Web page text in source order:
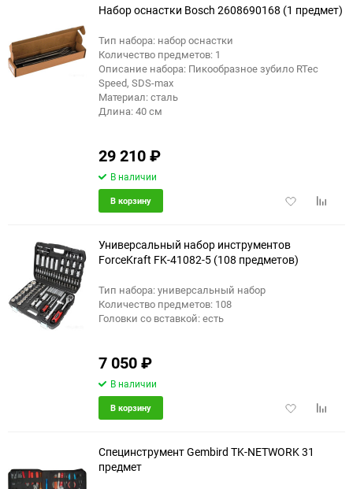
Набор оснастки Bosch 2608690168 (1 предмет)
Тип набора: набор оснастки
Количество предметов: 1
Описание набора: Пикообразное зубило RTec
Speed, SDS-max
Материал: сталь
Длина: 40 см
29 210₽
В наличии
Добавить
В корзину
Универсальный набор инструментов
ForceKraft FK-41082-5 (108 предметов)
Тип набора: универсальный набор
Количество предметов: 108
Головки со вставкой: есть
7 050₽
В наличии
Добавить
В корзину
Специнструмент Gembird TK-NETWORK 31
предмет